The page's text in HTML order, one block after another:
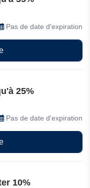
sur une sélection
Pas de date d'expiration
25%
sur Asilklife
Pas de date d'expiration
10%